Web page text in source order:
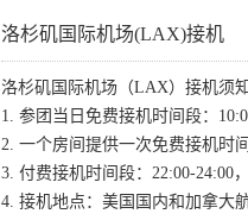
洛杉矶国际机场(LAX)接机
洛杉矶国际机场（LAX）接机须
1. 参团当日免费接机时间段：
2. 一个房间提供一次免费接机时
3. 付费接机时间段：22:00-24:00
4. 接机地点：美国国内和加拿大